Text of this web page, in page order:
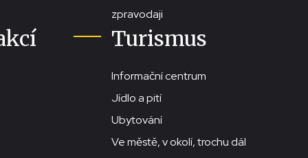
zpravodaji
Turismus
Informační centrum
Jídlo a pití
Ubytování
Ve městě, v okolí, trochu dál